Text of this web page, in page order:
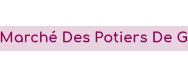
Marché Des Potiers De